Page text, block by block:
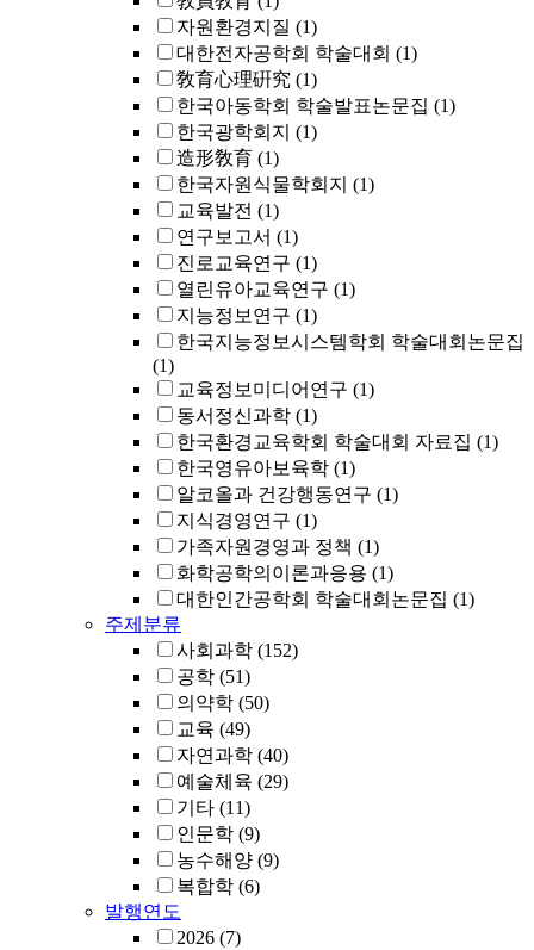
자원환경지질 (1)
대한전자공학회 학술대회 (1)
敎育心理硏究 (1)
한국아동학회 학술발표논문집 (1)
한국광학회지 (1)
造形敎育 (1)
한국자원식물학회지 (1)
교육발전 (1)
연구보고서 (1)
진로교육연구 (1)
열린유아교육연구 (1)
지능정보연구 (1)
한국지능정보시스템학회 학술대회논문집
(1)
교육정보미디어연구 (1)
동서정신과학 (1)
한국환경교육학회 학술대회 자료집 (1)
한국영유아보육학 (1)
알코올과 건강행동연구 (1)
지식경영연구 (1)
가족자원경영과 정책 (1)
화학공학의이론과응용 (1)
대한인간공학회 학술대회논문집 (1)
주제분류
사회과학 (152)
공학 (51)
의약학 (50)
교육 (49)
자연과학 (40)
예술체육 (29)
기타 (11)
인문학 (9)
농수해양 (9)
복합학 (6)
발행연도
2026 (7)